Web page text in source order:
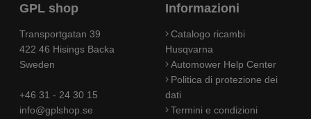
GPL shop
Transportgatan 39
422 46 Hisings Backa
Sweden
+46 31 - 24 30 15
info@gplshop.se
Informazioni
Catalogo ricambi
Husqvarna
Automower Help Center
Politica di protezione dei
dati
Termini e condizioni